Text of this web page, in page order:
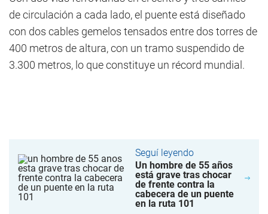
de circulación a cada lado, el puente está diseñado
con dos cables gemelos tensados entre dos torres de
400 metros de altura, con un tramo suspendido de
3.300 metros, lo que constituye un récord mundial.
Seguí leyendo
Un hombre de 55 años
está grave tras chocar
de frente contra la
cabecera de un puente
en la ruta 101